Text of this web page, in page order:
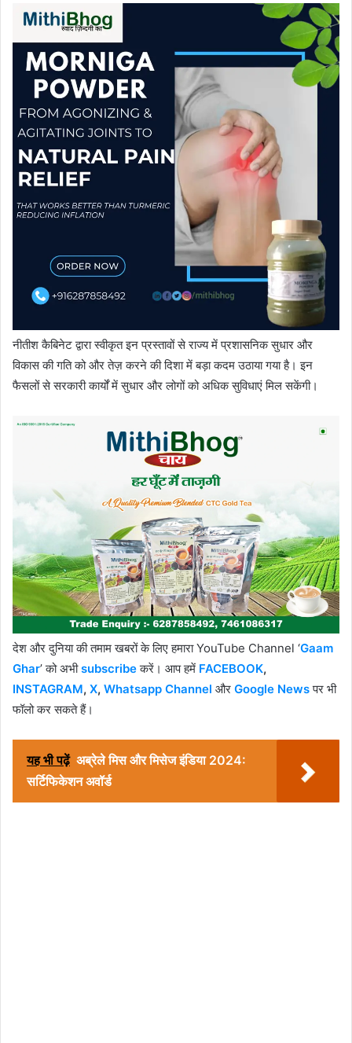
नीतीश कैबिनेट द्वारा स्वीकृत इन प्रस्तावों से राज्य में प्रशासनिक सुधार और
विकास की गति को और तेज़ करने की दिशा में बड़ा कदम उठाया गया है। इन
फैसलों से सरकारी कार्यों में सुधार और लोगों को अधिक सुविधाएं मिल सकेंगी।
देश और दुनिया की तमाम खबरों के लिए हमारा YouTube Channel ‘Gaam
Ghar’ को अभीsubscribe करें। आप हमें FACEBOOK,
INSTAGRAM, X, Whatsapp Channel और Google Newsपर भी
फॉलो कर सकते हैं।
यह भी पढ़ें अब्रेले मिस और मिसेज इंडिया 2024:
सर्टिफिकेशन अवॉर्ड